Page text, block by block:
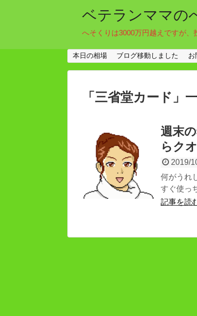
ベテランママの
へそくりは3000万円越えですが、
本日の相場 ブログ移動しました お
「 三省堂カード 」
週末
らク
2019/
何がうれ
すぐ使っ
記事を読